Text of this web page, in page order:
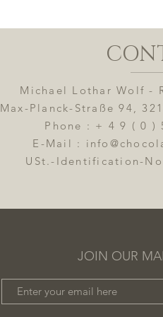
Michael Lothar Wolf -
Max-Planck-Straße 94,
Phone : + 4 9 ( 0 )
E-Mail :
USt.-Identification-
JOIN OUR